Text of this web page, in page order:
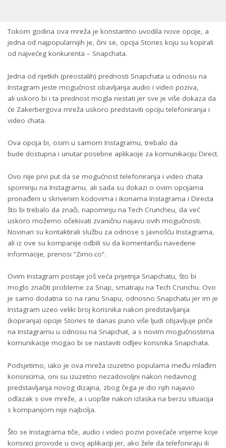
Tokom godina ova mreža je konstantno uvodila nove opcije, a
jedna od najpopularnijih je, čini se, opcija Stories koju su kopirali
od najvećeg konkurenta – Snapchata.
Jedna od rijetkih (preostalih) prednosti Snapchata u odnosu na
Instagram jeste mogućnost obavljanja audio i video poziva,
ali uskoro bi i ta prednost mogla nestati jer sve je više dokaza da
će Zakerbergova mreža uskoro predstaviti opciju telefoniranja i
video chata.
Ova opcija bi, osim u samom Instagramu, trebalo da
bude dostupna i unutar posebne aplikacije za komunikaciju Direct.
Ovo nije prvi put da se mogućnost telefoniranja i video chata
spominju na Instagramu, ali sada su dokazi o ovim opcijama
pronađeni u skrivenim kodovima i ikonama Instagrama i Directa
što bi trebalo da znači, napominju na Tech Cruncheu, da već
uskoro možemo očekivati zvaničnu najavu ovih mogućnosti.
Novinari su kontaktirali službu za odnose s javnošću Instagrama,
ali iz ove su kompanije odbili su da komentarišu navedene
informacije, prenosi “Zimo.co”.
Ovim Instagram postaje još veća prijetnja Snapchatu, što bi
moglo značiti probleme za Snap, smatraju na Tech Crunchu. Ovo
je samo dodatna so na ranu Snapu, odnosno Snapchatu jer im je
Instagram uzeo veliki broj korisnika nakon predstavljanja
(kopiranja) opcije Stories te danas puno više ljudi objavljuje priče
na Instagramu u odnosu na Snapchat, a s novim mogućnostima
komunikacije mogao bi se nastaviti odljev korisnika Snapchata.
Podsjetimo, iako je ova mreža izuzetno popularna među mlađim
korisnicima, oni su izuzetno nezadovoljni nakon nedavnog
predstavljanja novog dizajna, zbog čega je dio njih najavio
odlazak s ove mreže, a i uopšte nakon izlaska na berzu situacija
s kompanijom nije najbolja.
Što se Instagrama tiče, audio i video pozivi povećaće vrijeme koje
korisnici provode u ovoj aplikaciji jer, ako žele da telefoniraju ili